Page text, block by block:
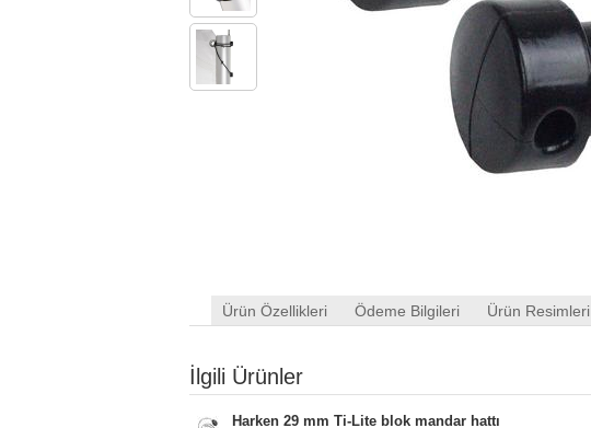
Ürün Özellikleri Ödeme Bilgileri Ürün Resimleri
İlgili Ürünler
Harken 29 mm Ti-Lite blok mandar hattı